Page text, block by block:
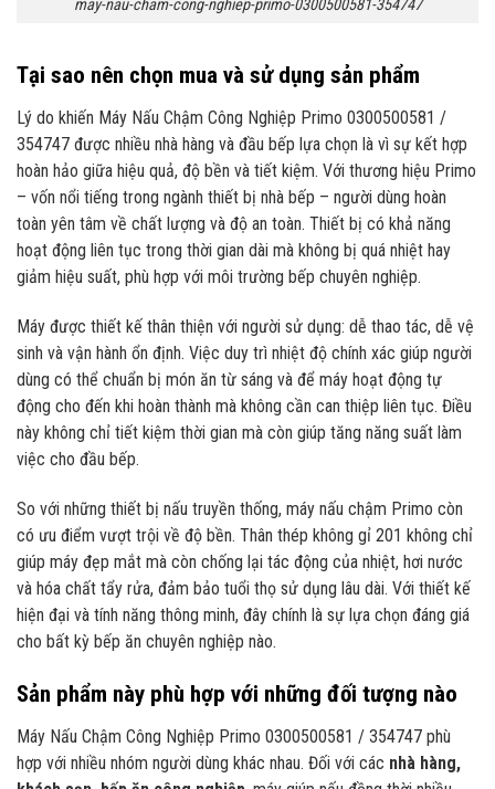
may-nau-cham-cong-nghiep-primo-0300500581-354747
Tại sao nên chọn mua và sử dụng sản phẩm
Lý do khiến Máy Nấu Chậm Công Nghiệp Primo 0300500581 /
354747 được nhiều nhà hàng và đầu bếp lựa chọn là vì sự kết hợp
hoàn hảo giữa hiệu quả, độ bền và tiết kiệm. Với thương hiệu Primo
– vốn nổi tiếng trong ngành thiết bị nhà bếp – người dùng hoàn
toàn yên tâm về chất lượng và độ an toàn. Thiết bị có khả năng
hoạt động liên tục trong thời gian dài mà không bị quá nhiệt hay
giảm hiệu suất, phù hợp với môi trường bếp chuyên nghiệp.
Máy được thiết kế thân thiện với người sử dụng: dễ thao tác, dễ vệ
sinh và vận hành ổn định. Việc duy trì nhiệt độ chính xác giúp người
dùng có thể chuẩn bị món ăn từ sáng và để máy hoạt động tự
động cho đến khi hoàn thành mà không cần can thiệp liên tục. Điều
này không chỉ tiết kiệm thời gian mà còn giúp tăng năng suất làm
việc cho đầu bếp.
So với những thiết bị nấu truyền thống, máy nấu chậm Primo còn
có ưu điểm vượt trội về độ bền. Thân thép không gỉ 201 không chỉ
giúp máy đẹp mắt mà còn chống lại tác động của nhiệt, hơi nước
và hóa chất tẩy rửa, đảm bảo tuổi thọ sử dụng lâu dài. Với thiết kế
hiện đại và tính năng thông minh, đây chính là sự lựa chọn đáng giá
cho bất kỳ bếp ăn chuyên nghiệp nào.
Sản phẩm này phù hợp với những đối tượng nào
Máy Nấu Chậm Công Nghiệp Primo 0300500581 / 354747 phù
hợp với nhiều nhóm người dùng khác nhau. Đối với các nhà hàng,